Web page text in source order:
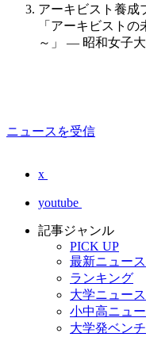
アーキビスト養
「アーキビスト
～」 — 昭和女子
ニュースを受信
x
youtube
記事ジャンル
PICK UP
最新ニュース
ランキング
大学ニュース
小中高ニュ
大学発ベン